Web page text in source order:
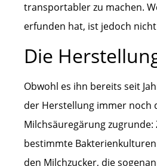
transportabler zu machen.
erfunden hat, ist jedoch
Die
Obwohl es ihn bereits seit
der Herstellung immer noch
Milchsäuregärung
bestimmte
den Milchzucker, die